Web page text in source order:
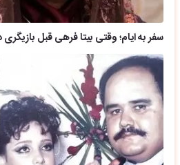
سفر به ایام؛ وقتی بیتا فرهی قبل بازیگری در